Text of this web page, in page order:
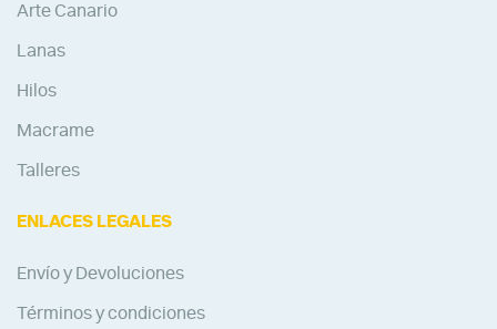
Arte Canario
Lanas
Hilos
Macrame
Talleres
ENLACES LEGALES
Envío y Devoluciones
Términos y condiciones